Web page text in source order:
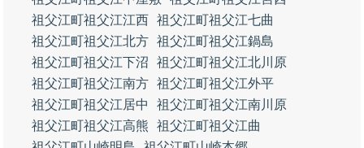
祖父江町祖父江江西 祖父江町祖父江七曲
祖父江町祖父江北方 祖父江町祖父江鍋島
祖父江町祖父江下沼
祖父江町祖父江北川原
祖父江町祖父江南方 祖父江町祖父江外平
祖父江町祖父江居中
祖父江町祖父江南川原
祖父江町祖父江高熊
祖父江町祖父江曲